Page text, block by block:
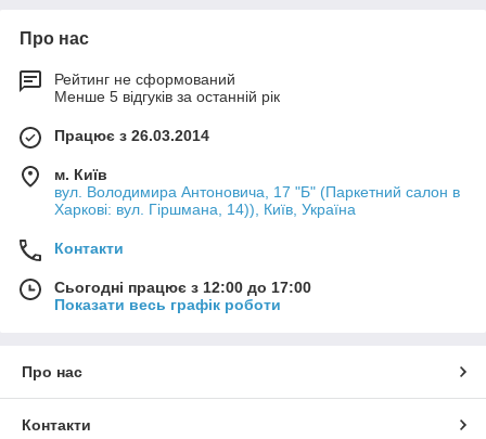
Про нас
Рейтинг не сформований
Менше 5 відгуків за останній рік
Працює з 26.03.2014
м. Київ
вул. Володимира Антоновича, 17 "Б" (Паркетний салон в
Харкові: вул. Гіршмана, 14)), Київ, Україна
Контакти
Сьогодні працює з 12:00 до 17:00
Показати весь графік роботи
Про нас
Контакти